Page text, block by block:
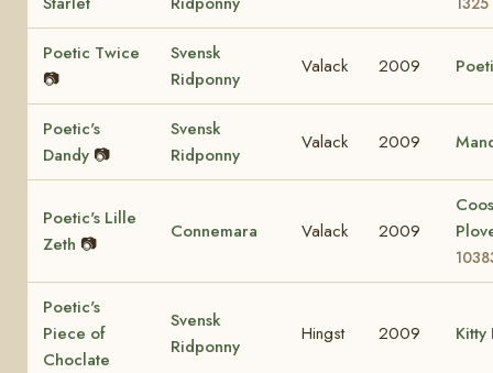
Poetic Twice
📷
Svensk
Ridponny
Valack 2009
Poetic's
Dandy 📷
Svensk
Ridponny
Valack 2009
Poetic's Lille
Zeth 📷
Connemara Valack 2009
Poetic's
Piece of
Choclate
Svensk
Ridponny
Hingst 2009 Kitty